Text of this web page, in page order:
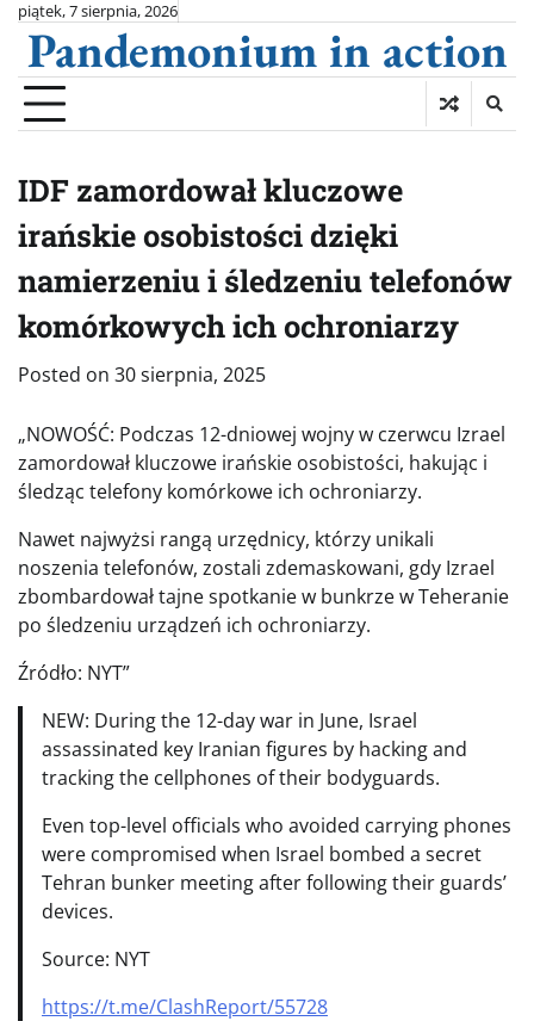
Skip
content
piątek, 7 sierpnia, 2026
Pandemonium in action
IDF zamordował kluczowe
irańskie osobistości dzięki
namierzeniu i śledzeniu telefonów
komórkowych ich ochroniarzy
Posted on 30 sierpnia, 2025
„NOWOŚĆ: Podczas 12-dniowej wojny w czerwcu Izrael
zamordował kluczowe irańskie osobistości, hakując i
śledząc telefony komórkowe ich ochroniarzy.
Nawet najwyżsi rangą urzędnicy, którzy unikali
noszenia telefonów, zostali zdemaskowani, gdy Izrael
zbombardował tajne spotkanie w bunkrze w Teheranie
po śledzeniu urządzeń ich ochroniarzy.
Źródło: NYT”
NEW: During the 12-day war in June, Israel
assassinated key Iranian figures by hacking and
tracking the cellphones of their bodyguards.
Even top-level officials who avoided carrying phones
were compromised when Israel bombed a secret
Tehran bunker meeting after following their guards’
devices.
Source: NYT
https://t.me/ClashReport/55728